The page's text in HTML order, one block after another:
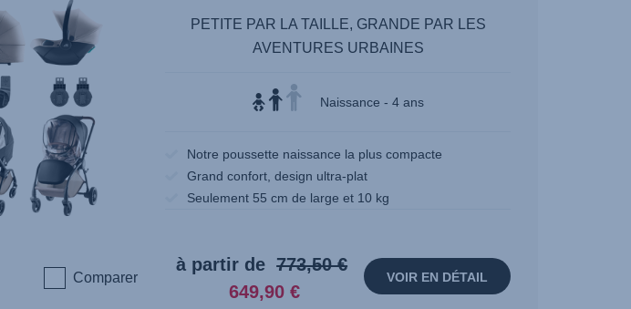
PETITE PAR LA TAILLE, GRANDE PAR LES
AVENTURES URBAINES
Naissance - 4 ans
Notre poussette naissance la plus compacte
Grand confort, design ultra-plat
Seulement 55 cm de large et 10 kg
Comparer
à partir de Prix
d’origine:
773,50 €
Prix
actuel:
649,90 €
VOIR EN DÉTAIL